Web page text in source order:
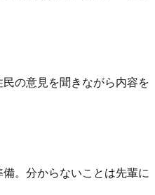
の意見を聞きながら内容を
。分からないことは先輩に